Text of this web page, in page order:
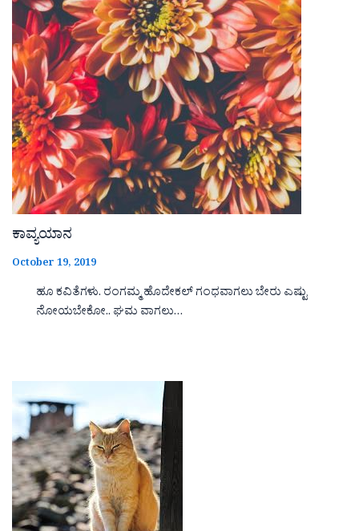
ಕಾವ್ಯಯಾನ
October 19, 2019
ಹೂ ಕವಿತೆಗಳು. ರಂಗಮ್ಮ ಹೊದೇಕಲ್ ಗಂಧವಾಗಲು ಬೇರು ಎಷ್ಟು
ನೋಯಬೇಕೋ.. ಘಮ ವಾಗಲು…